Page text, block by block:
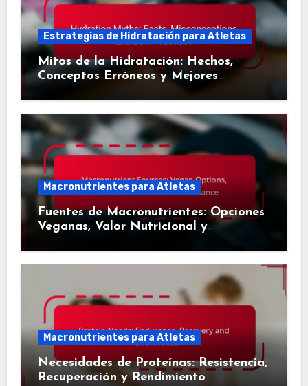
Estrategias de Hidratación para Atletas
Mitos de la Hidratación: Hechos,
Conceptos Erróneos y Mejores
Macronutrientes para Atletas
Fuentes de Macronutrientes: Opciones
Veganas, Valor Nutricional y
Macronutrientes para Atletas
Necesidades de Proteínas: Resistencia,
Recuperación y Rendimiento